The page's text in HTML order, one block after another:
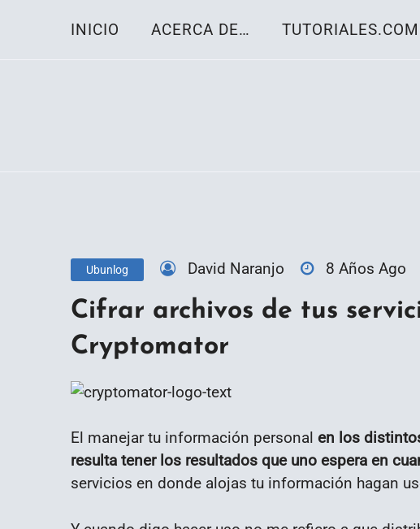
INICIO ACERCA DE… TUTORIALES.COM
Ubunlog David Naranjo 8 Años Ago
Cifrar archivos de tus
Cryptomator
El manejar tu información personal en los
resulta tener los resultados que uno espera en
servicios en donde alojas tu información hagan